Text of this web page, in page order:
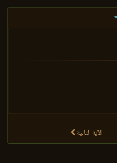
الآية التالية